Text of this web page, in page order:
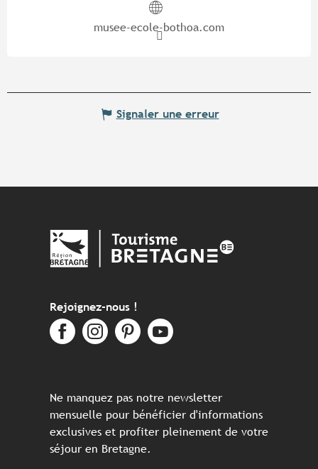
musee-ecole-bothoa.com
Signaler une erreur
Rejoignez-nous !
Ne manquez pas notre newsletter
mensuelle pour bénéficier d'informations
exclusives et profiter pleinement de votre
séjour en Bretagne.